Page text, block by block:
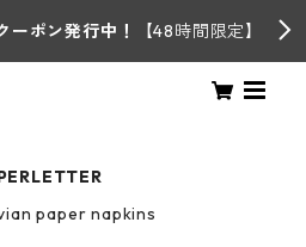
ーポン発行中！ 【48時間限定】
paper napkins